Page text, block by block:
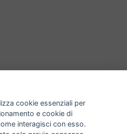
cookie essenziali per
e cookie di
interagisci con esso.